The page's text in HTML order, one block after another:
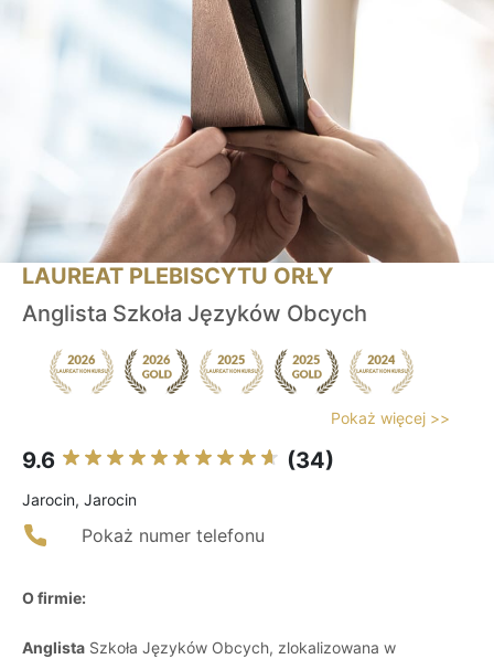
LAUREAT PLEBISCYTU ORŁY
Anglista Szkoła Języków Obcych
Pokaż więcej >>
9.6 (34)
Jarocin, Jarocin
Pokaż numer telefonu
O firmie:
Anglista Szkoła Języków Obcych, zlokalizowana w